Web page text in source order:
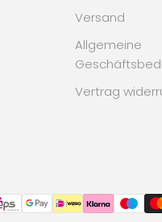
Versand
Allgemeine
Vertrag